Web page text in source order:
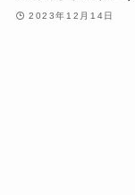
2023年12月14日